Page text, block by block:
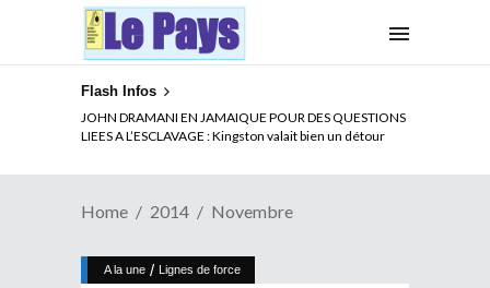
Flash Infos
JOHN DRAMANI EN JAMAIQUE POUR DES QUESTIONS
LIEES A L’ESCLAVAGE : Kingston valait bien un détour
Home 2014 Novembre
A la une / Lignes de force